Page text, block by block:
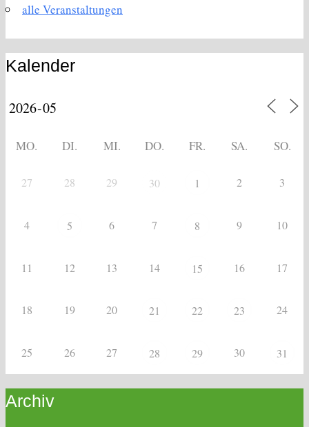
alle Veranstaltungen
Kalender
MO. DI. MI. DO. FR. SA. SO.
27 28 29 30 1 2 3
4 5 6 7 8 9 10
11 12 13 14 15 16 17
18 19 20 21 22 23 24
25 26 27 28 29 30 31
Archiv